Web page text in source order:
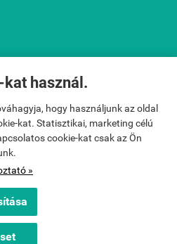
kat használ.
hogy használjunk az oldal
kat. Statisztikai, marketing célú
cookie-kat csak az Ön
»
RGB Computer Számítástechnikai
07-09-010901
mint Cégbíróság
48671009
RGB Computer Kft.